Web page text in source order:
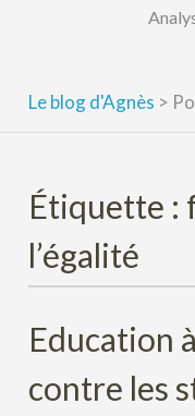
Le blog d'Agnès >
Étiquette :
l’égalité
Education
contre les